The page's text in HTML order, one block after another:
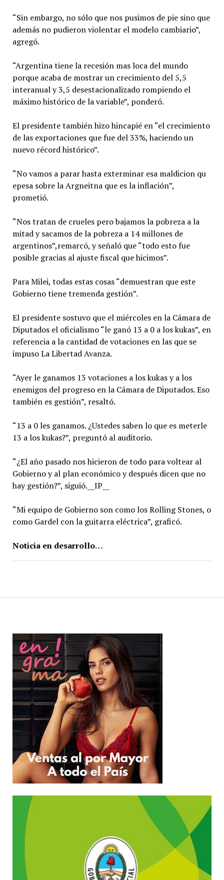
“Sin embargo, no sólo que nos pusimos de pie sino que
además no pudieron violentar el modelo cambiario”,
agregó.
“Argentina tiene la recesión mas loca del mundo
porque acaba de mostrar un crecimiento del 5,5
interanual y 3,5 desestacionalizado rompiendo el
máximo histórico de la variable”, ponderó.
El presidente también hizo hincapié en “el crecimiento
de las exportaciones que fue del 33%, haciendo un
nuevo récord histórico”.
“No vamos a parar hasta exterminar esa maldicion qu
epesa sobre la Argneitna que es la inflación”,
prometió.
“Nos tratan de crueles pero bajamos la pobreza a la
mitad y sacamos de la pobreza a 14 millones de
argentinos”,remarcó, y señaló que “todo esto fue
posible gracias al ajuste fiscal que hicimos”.
Para Milei, todas estas cosas “demuestran que este
Gobierno tiene tremenda gestión”.
El presidente sostuvo que el miércoles en la Cámara de
Diputados el oficialismo “le ganó 13 a 0 a los kukas”, en
referencia a la cantidad de votaciones en las que se
impuso La Libertad Avanza.
“Ayer le ganamos 13 votaciones a los kukas y a los
enemigos del progreso en la Cámara de Diputados. Eso
también es gestión”, resaltó.
“13 a 0 les ganamos. ¿Ustedes saben lo que es meterle
13 a los kukas?”, preguntó al auditorio.
“¿El año pasado nos hicieron de todo para voltear al
Gobierno y al plan económico y después dicen que no
hay gestión?”, siguió.__IP__
“Mi equipo de Gobierno son como los Rolling Stones, o
como Gardel con la guitarra eléctrica”, graficó.
Noticia en desarrollo…